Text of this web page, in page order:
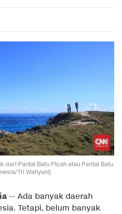
dari Pantai Batu Picah atau Pantai Batu
Tri Wahyuni)
-- Ada banyak daerah
Tetapi, belum banyak